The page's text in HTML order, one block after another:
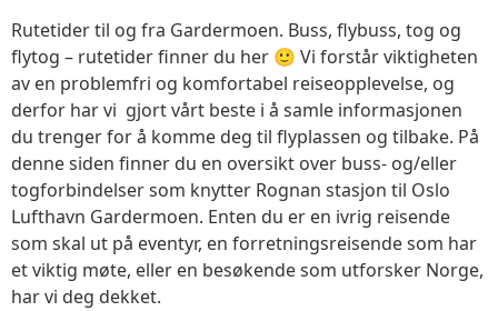
Rutetider til og fra Gardermoen. Buss, flybuss, tog og
flytog – rutetider finner du her 🙂 Vi forstår viktigheten
av en problemfri og komfortabel reiseopplevelse, og
derfor har vi gjort vårt beste i å samle informasjonen
du trenger for å komme deg til flyplassen og tilbake. På
denne siden finner du en oversikt over buss- og/eller
togforbindelser som knytter Rognan stasjon til Oslo
Lufthavn Gardermoen. Enten du er en ivrig reisende
som skal ut på eventyr, en forretningsreisende som har
et viktig møte, eller en besøkende som utforsker Norge,
har vi deg dekket.